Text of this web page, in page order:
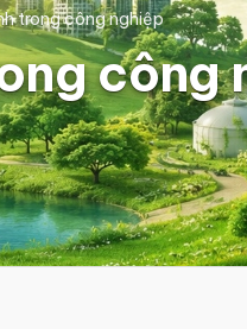
công
trong công nghiệp